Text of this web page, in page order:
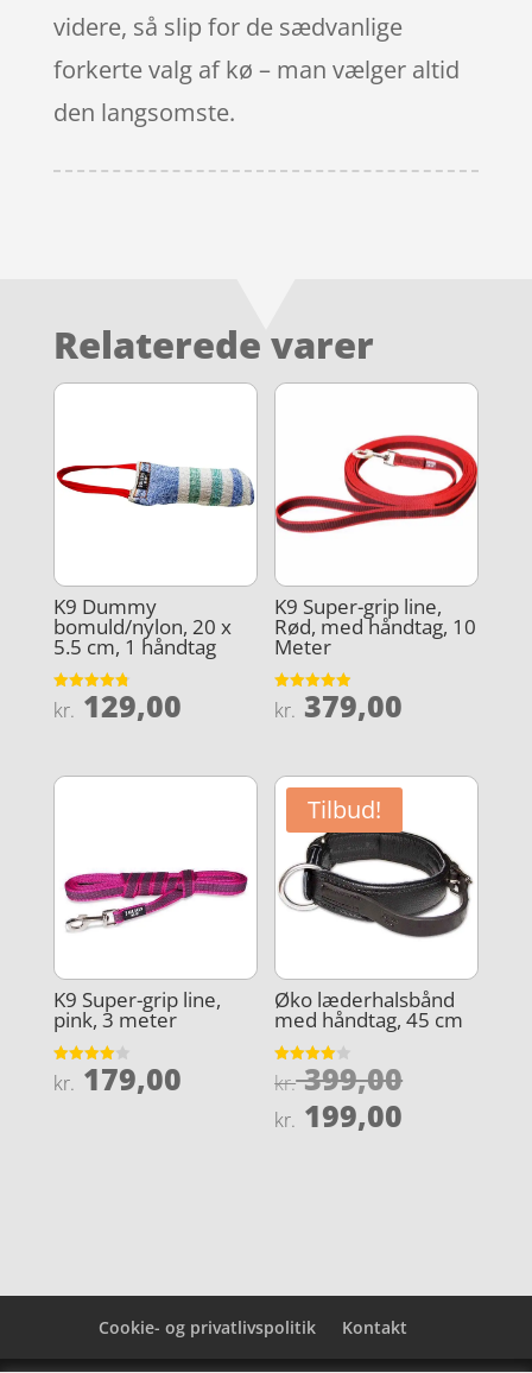
videre, så slip for de sædvanlige
forkerte valg af kø – man vælger altid
den langsomste.
Relaterede varer
K9 Dummy
bomuld/nylon, 20 x
5.5 cm, 1 håndtag
Vurderet
4.8
kr. 129,00
K9 Super-grip line,
Rød, med håndtag, 10
Meter
Vurderet
4.9
kr. 379,00
K9 Super-grip line,
pink, 3 meter
Vurderet
4
kr. 179,00
Tilbud!
Øko læderhalsbånd
med håndtag, 45 cm
Vurderet
4
kr.399,00Den
kr. 199,00
Cookie- og privatlivspolitik Kontakt